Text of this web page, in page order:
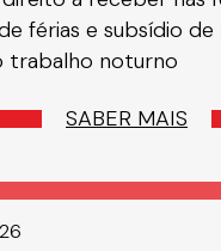
férias e subsídio de
trabalho noturno
SABER MAIS